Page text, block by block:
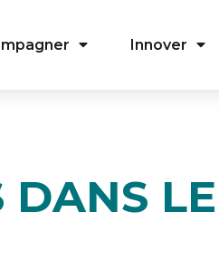
Innover
DANS LE